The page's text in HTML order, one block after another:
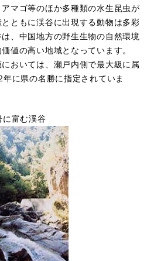
マゴ等のほか多種類の水生昆虫が
ともに渓谷に出現する動物は多彩
、中国地方の野生生物の自然環境
値の高い地域となっています。
おいては、瀬戸内側で最大級に属
に県の名勝に指定されていま
に富む渓谷